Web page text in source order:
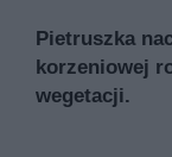
Pietruszka
korzeniowej
wegetacji.